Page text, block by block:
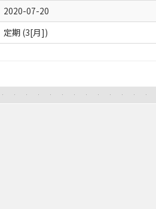
2020-07-20
定期 (3[月])